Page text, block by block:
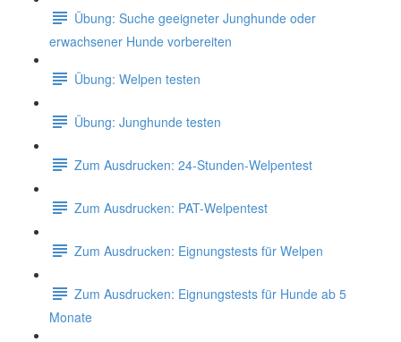
Übung: Suche geeigneter Junghunde oder
erwachsener Hunde vorbereiten
Übung: Welpen testen
Übung: Junghunde testen
Zum Ausdrucken: 24-Stunden-Welpentest
Zum Ausdrucken: PAT-Welpentest
Zum Ausdrucken: Eignungstests für Welpen
Zum Ausdrucken: Eignungstests für Hunde ab 5
Monate